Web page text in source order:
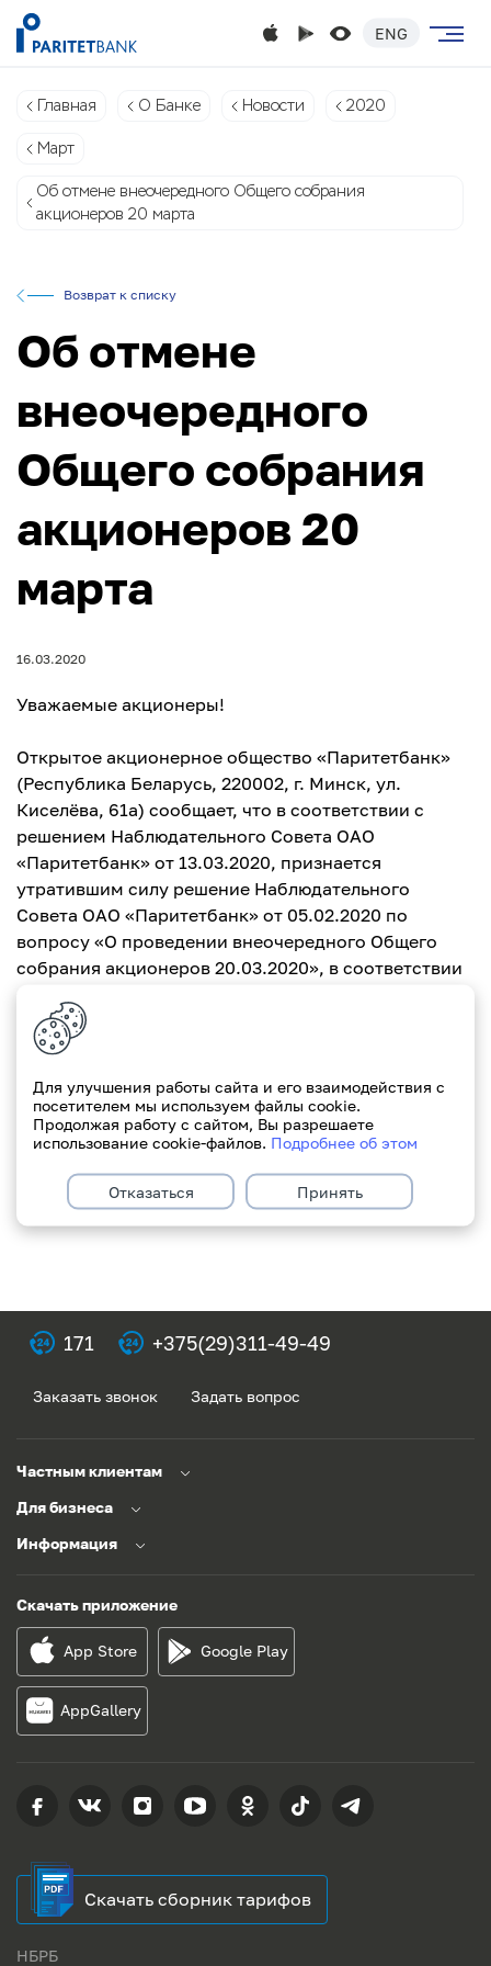
ENG
Главная О Банке Новости 2020
Март
Об отмене внеочередного Общего собрания
акционеров 20 марта
Возврат к списку
Об отмене
внеочередного
Общего собрания
акционеров 20
марта
16.03.2020
Уважаемые акционеры!
Открытое акционерное общество «Паритетбанк»
(Республика Беларусь, 220002, г. Минск, ул.
Киселёва, 61а) сообщает, что в соответствии с
решением Наблюдательного Совета ОАО
«Паритетбанк» от 13.03.2020, признается
утратившим силу решение Наблюдательного
Совета ОАО «Паритетбанк» от 05.02.2020 по
вопросу «О проведении внеочередного Общего
собрания акционеров 20.03.2020», в соответствии
акционеров в очной форме было назначено к
проведению на 20.03.2020. Телефон для справок:
171 +375(29)311-49-49
Заказать звонок Задать вопрос
Частным клиентам
Для бизнеса
Информация
Скачать приложение
App Store Google Play
AppGallery
Скачать сборник тарифов
НБРБ
Для улучшения работы сайта и его взаимодействия с
посетителем мы используем файлы cookie.
Продолжая работу с сайтом, Вы разрешаете
использование cookie-файлов. Подробнее об этом
Отказаться Принять